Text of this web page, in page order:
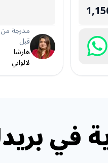
مدرجة من
قبل
هارشا
لالواني
في